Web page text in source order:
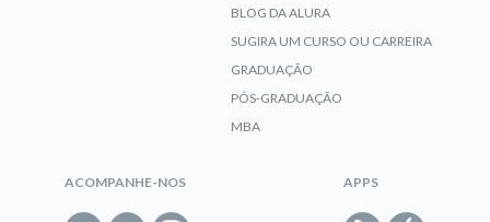
BLOG DA ALURA
SUGIRA UM CURSO OU CARREIRA
GRADUAÇÃO
PÓS-GRADUAÇÃO
MBA
ACOMPANHE-NOS APPS